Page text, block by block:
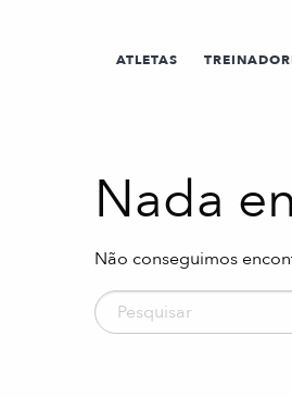
ATLETAS
Nada
Não conseguimos